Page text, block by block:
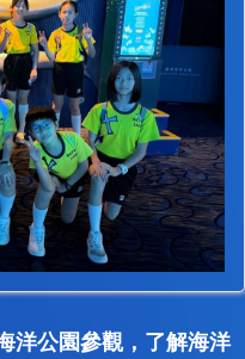
洋公園參觀，了解海洋